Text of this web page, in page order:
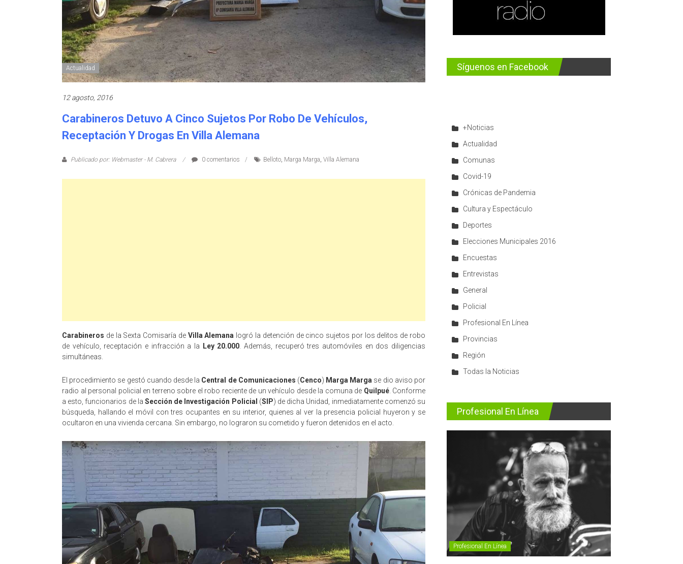
Actualidad
12 agosto, 2016
Carabineros Detuvo A Cinco Sujetos Por Robo De Vehículos,
Receptación Y Drogas En Villa Alemana
Publicado por: Webmaster - M. Cabrera 0 comentarios Belloto, Marga Marga, Villa Alemana
Carabineros de la Sexta Comisaría de Villa Alemana logró la detención de cinco sujetos por los delitos de robo
de vehículo, receptación e infracción a la
Ley 20.000 . Además, recuperó tres automóviles en dos diligencias
simultáneas.
El procedimiento se gestó cuando desde la Central de Comunicaciones (Cenco) Marga Marga se dio aviso por
radio al personal policial en terreno sobre el robo reciente de un vehículo desde la comuna de Quilpué. Conforme
a esto, funcionarios de la Sección de Investigación Policial (SIP) de dicha Unidad, inmediatamente comenzó su
búsqueda, hallando el móvil con tres ocupantes en su interior, quienes al ver la presencia policial huyeron y se
ocultaron en una vivienda cercana. Sin embargo, no lograron su cometido y fueron detenidos en el acto.
Síguenos en Facebook
+Noticias
Actualidad
Comunas
Covid-19
Crónicas de Pandemia
Cultura y Espectáculo
Deportes
Elecciones Municipales 2016
Encuestas
Entrevistas
General
Policial
Profesional En Línea
Provincias
Región
Todas la Noticias
Profesional En Línea
Profesional En Línea